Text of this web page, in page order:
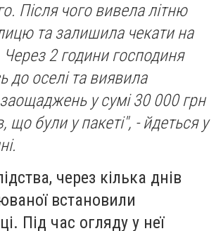
Після чого вивела літню
та залишила чекати на
Через 2 години господиня
до оселі та виявила
заощаджень у сумі 30 000 грн
що були у пакеті", - йдеться у
через кілька днів
встановили
Під час огляду у неї